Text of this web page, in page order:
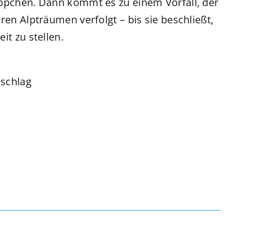
Alpträumen verfolgt – bis sie beschließt,
zu stellen.